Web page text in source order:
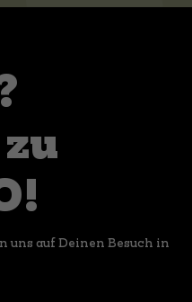
uns auf Deinen Besuch in